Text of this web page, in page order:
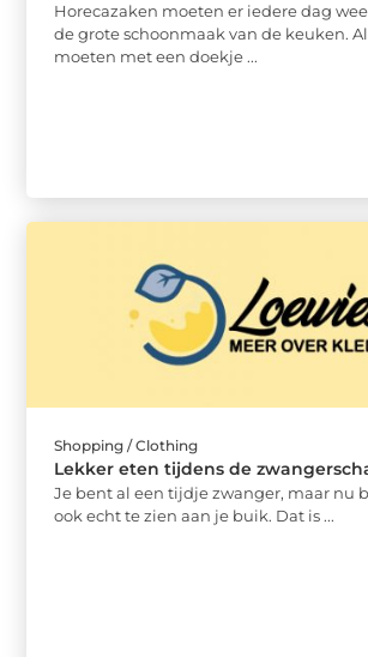
Horecazaken moeten er iedere dag
de grote schoonmaak van de keuken.
moeten met een doekje ...
Shopping / Clothing
Lekker eten tijdens de
Je bent al een tijdje zwanger, maar nu
ook echt te zien aan je buik. Dat is ...